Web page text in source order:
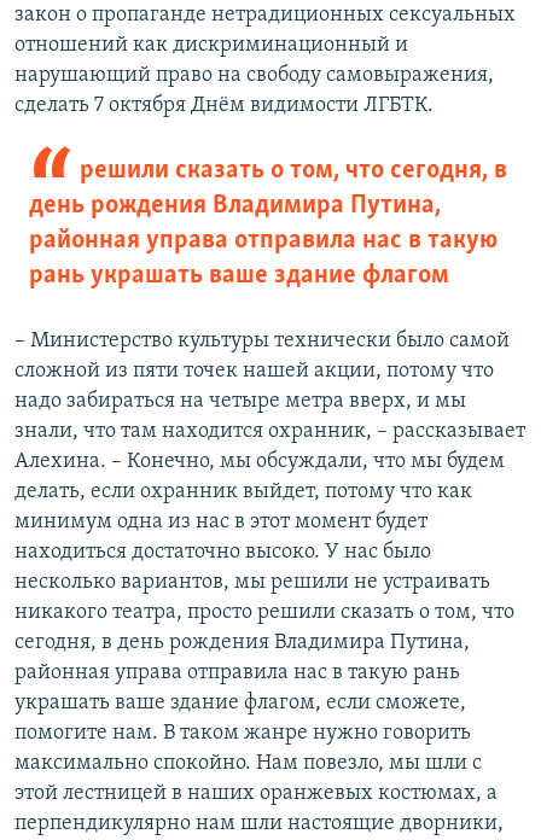
закон о пропаганде нетрадиционных сексуальных
отношений как дискриминационный и
нарушающий право на свободу самовыражения,
сделать 7 октября Днём видимости ЛГБТК.
решили сказать о том, что сегодня, в
день рождения Владимира Путина,
районная управа отправила нас в такую
рань украшать ваше здание флагом
– Министерство культуры технически было самой
сложной из пяти точек нашей акции, потому что
надо забираться на четыре метра вверх, и мы
знали, что там находится охранник, – рассказывает
Алехина. – Конечно, мы обсуждали, что мы будем
делать, если охранник выйдет, потому что как
минимум одна из нас в этот момент будет
находиться достаточно высоко. У нас было
несколько вариантов, мы решили не устраивать
никакого театра, просто решили сказать о том, что
сегодня, в день рождения Владимира Путина,
районная управа отправила нас в такую рань
украшать ваше здание флагом, если сможете,
помогите нам. В таком жанре нужно говорить
максимально спокойно. Нам повезло, мы шли с
этой лестницей в наших оранжевых костюмах, а
перпендикулярно нам шли настоящие дворники,